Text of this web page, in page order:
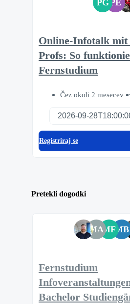
PG PE
Online-Infotalk mit
Profs: So
Fernstudium
Čez okoli 2 mesecev
Registriraj se
Pretekli dogodki
MAMFMB
Fernstudium
Bachelor